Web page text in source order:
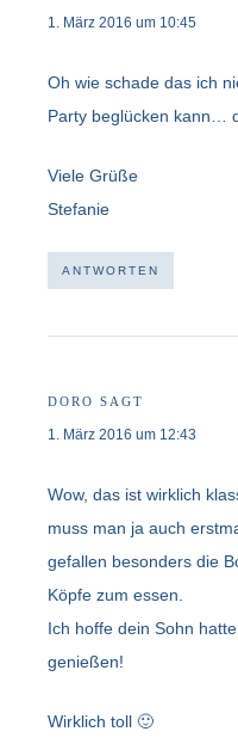
1. März 2016 um 10:45
Oh wie schade das ich
Party beglücken kann…
Viele Grüße
Stefanie
ANTWORTEN
DORO SAGT
1. März 2016 um 12:43
Wow, das ist wirklich
muss man ja auch
gefallen besonders die
Köpfe zum essen.
Ich hoffe dein Sohn
genießen!
Wirklich toll 🙂